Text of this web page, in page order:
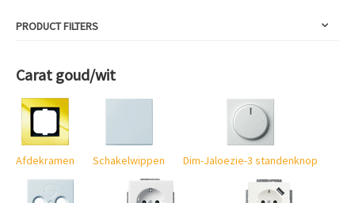
PRODUCT FILTERS
Carat goud/wit
Afdekramen Schakelwippen Dim-Jaloezie-3 standenknop